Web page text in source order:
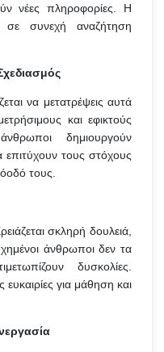
νέες πληροφορίες. Η
σε συνεχή αναζήτηση
να μετατρέψεις αυτά
και εφικτούς
δημιουργούν
τους στόχους
τους.
σκληρή δουλειά,
άνθρωποι δεν τα
δυσκολίες.
για μάθηση και